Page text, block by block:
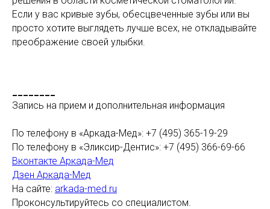
Если у вас кривые зубы, обесцвеченные зубы или вы
просто хотите выглядеть лучше всех, не откладывайте
преображение своей улыбки.
Запись на прием и дополнительная информация
По телефону в «Аркада-Мед»: +7 (495) 365-19-29
По телефону в «Эликсир-Дентис»: +7 (495) 366-69-66
Вконтакте Аркада-Мед
Дзен Аркада-Мед
На сайте: arkada-med.ru
Проконсультируйтесь со специалистом.